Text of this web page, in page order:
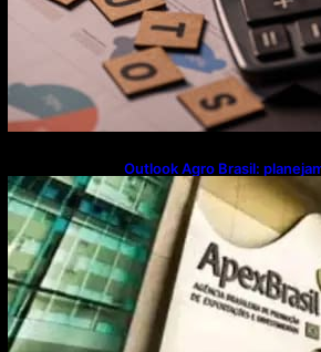
Outlook Agro Brasil:
pautam debates sobre